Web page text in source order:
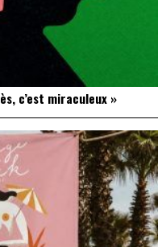
c’est miraculeux »